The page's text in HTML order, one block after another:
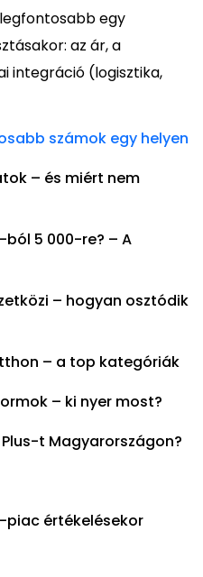
egy
az ár, a
integráció (logisztika,
számok egy helyen
– és miért nem
5 000-re? – A
– hogyan osztódik
– a top kategóriák
– ki nyer most?
t Magyarországon?
piac értékelésekor